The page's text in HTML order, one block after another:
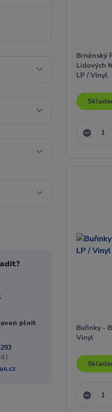
Brněnský
Lidových
LP / Vinyl
Buřinky -
Vinyl
plnit